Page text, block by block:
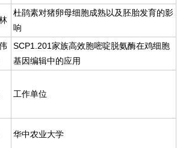
杜鹃素对猪卵母细胞成熟以及胚胎发育的影
响
SCP1.201家族高效胞嘧啶脱氨酶在鸡细胞
基因编辑中的应用
工作单位
华中农业大学